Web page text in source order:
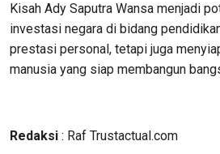
Kisah Ady Saputra Wansa menjadi
investasi negara di bidang
prestasi personal, tetapi juga
manusia yang siap membangun
Redaksi : Raf Trustactual.com